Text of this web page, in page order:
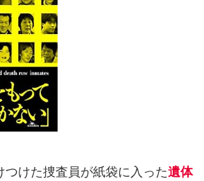
つけた捜査員が紙袋に入った遺体